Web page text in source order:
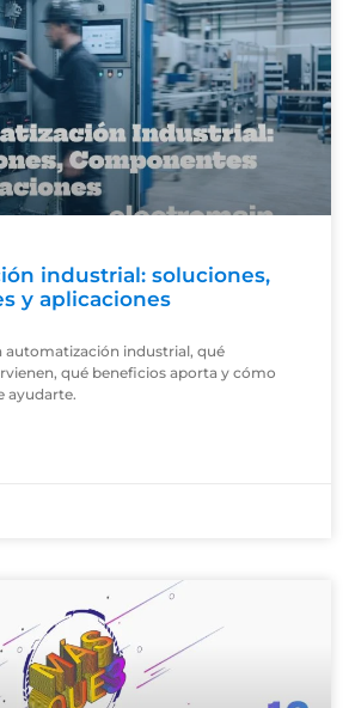
industrial: soluciones,
y aplicaciones
automatización industrial, qué
qué beneficios aporta y cómo
ayudarte.